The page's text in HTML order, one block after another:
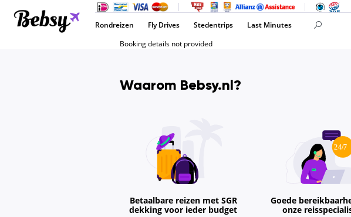
Rondreizen Fly Drives Stedentrips
Last Minutes
Booking details not provided
Waarom Bebsy.nl?
Betaalbare reizen met SGR
dekking voor ieder budget
Goede
onze